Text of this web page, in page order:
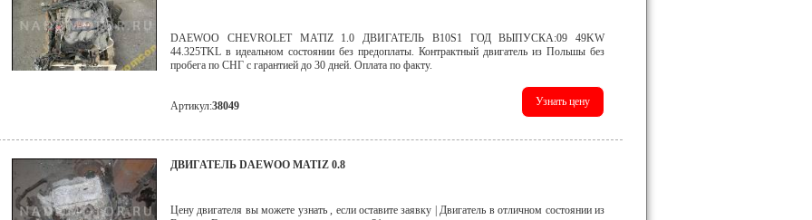
DAEWOO CHEVROLET MATIZ 1.0 ДВИГАТЕЛЬ B10S1 ГОД ВЫПУСКА:09 49KW
44.325TKL в идеальном состоянии без предоплаты. Контрактный двигатель из Польшы без
пробега по СНГ с гарантией до 30 дней. Оплата по факту.
Артикул:38049
ДВИГАТЕЛЬ DAEWOO MATIZ 0.8
Цену двигателя вы можете узнать , если оставите заявку | Двигатель в отличном состоянии из